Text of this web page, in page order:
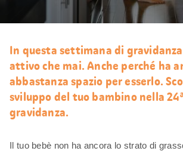
In questa settimana di
attivo che mai. Anche perché ha
abbastanza spazio per esserlo.
sviluppo del tuo bambino nella
gravidanza.
Il tuo bebè non ha ancora lo strato di